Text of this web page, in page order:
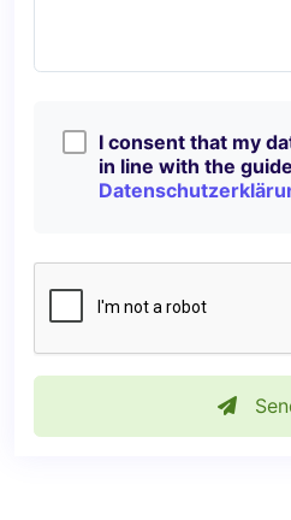
I consent that my
in line with the